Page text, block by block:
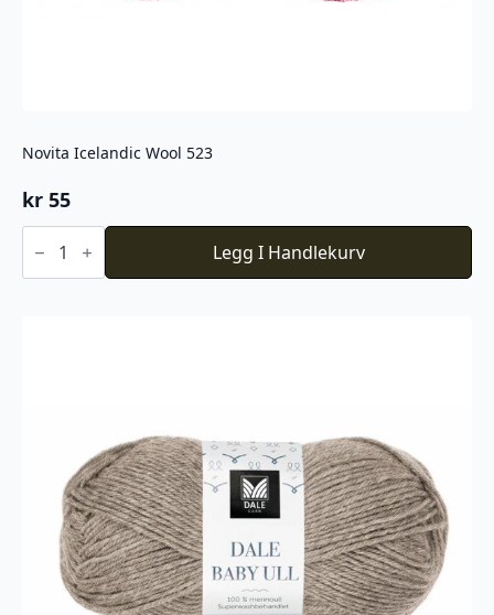
Novita Icelandic Wool 523
kr 55
Novita
Icelandic
523
Legg I Handlekurv